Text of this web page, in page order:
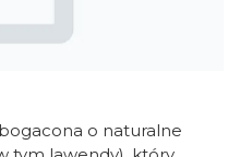
o naturalne